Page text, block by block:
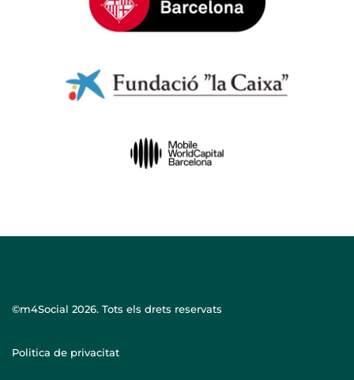
©m4Social 2026. Tots els drets reservats
Politica de privacitat